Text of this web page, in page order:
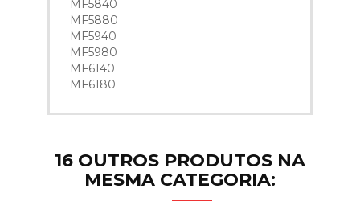
MF5840
MF5880
MF5940
MF5980
MF6140
MF6180
16 OUTROS PRODUTOS NA
MESMA CATEGORIA: